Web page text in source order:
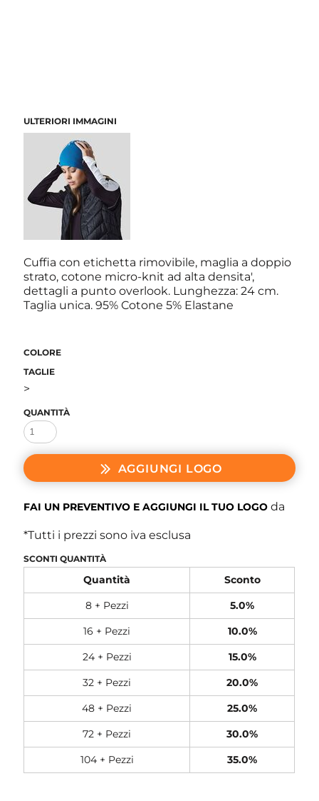
ULTERIORI IMMAGINI
Cuffia con etichetta rimovibile, maglia a doppio
strato, cotone micro-knit ad alta densita',
dettagli a punto overlook. Lunghezza: 24 cm.
Taglia unica. 95% Cotone 5% Elastane
COLORE
TAGLIE
>
QUANTITÀ
AGGIUNGI LOGO
FAI UN PREVENTIVO E AGGIUNGI IL TUO LOGO da
*Tutti i prezzi sono iva esclusa
SCONTI QUANTITÀ
Quantità
Sconto
8 + Pezzi
5.0%
16 + Pezzi
10.0%
24 + Pezzi
15.0%
32 + Pezzi
20.0%
48 + Pezzi
25.0%
72 + Pezzi
30.0%
104 + Pezzi
35.0%